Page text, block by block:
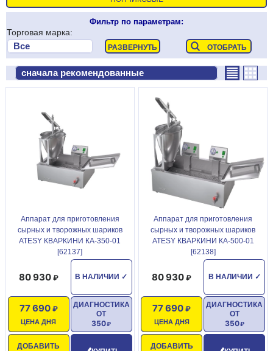
Фильтр по параметрам:
Торговая марка:
Аппарат для приготовления
сырных и творожных шариков
ATESY КВАРКИНИ КА-350-01
[62137]
В НАЛИЧИИ ✓
80 930
ЦЕНА ДНЯ
77 690
ДОБАВИТЬ
ДИАГНОСТИКА
ОТ
350
Аппарат для приготовления
сырных и творожных шариков
ATESY КВАРКИНИ КА-500-01
[62138]
В НАЛИЧИИ ✓
80 930
ЦЕНА ДНЯ
77 690
ДОБАВИТЬ
ДИАГНОСТИКА
ОТ
350